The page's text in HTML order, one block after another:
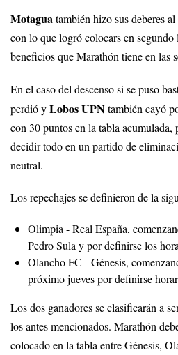
Motaguatambién hizo sus deberes
con lo que logró colocars en
beneficios que Marathón tiene en las
En el caso del descenso si se puso
perdió yLobos UPNtambién cayó
con 30 puntos en la tabla acumulada,
decidir todo en un partido de
neutral.
Los repechajes se definieron de la
Olimpia - Real España,
Pedro Sula y por definirse los
Olancho FC - Génesis,
próximo jueves por definirse
Los dos ganadores se clasificarán a
los antes mencionados. Marathón
colocado en la tabla entre Génesis,